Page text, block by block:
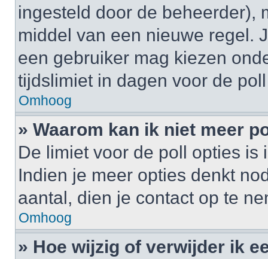
ingesteld door de beheerder),
middel van een nieuwe regel.
een gebruiker mag kiezen
tijdslimiet in dagen voor de
Omhoog
» Waarom kan ik niet meer
De limiet voor de poll opties is
Indien je meer opties denkt
aantal, dien je contact op te
Omhoog
» Hoe wijzig of verwijder ik